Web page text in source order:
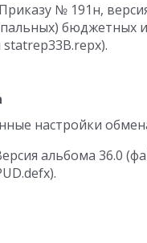
№ 191н,
statrep33B.repx).
настройки
альбома 36.0